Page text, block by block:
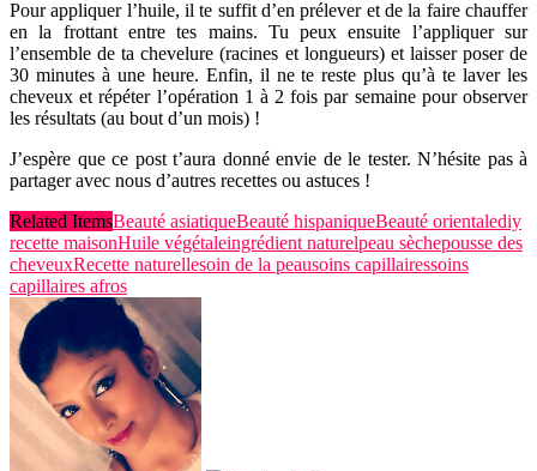
Pour appliquer l’huile, il te suffit d’en prélever et de la faire chauffer
en la frottant entre tes mains. Tu peux ensuite l’appliquer sur
l’ensemble de ta chevelure (racines et longueurs) et laisser poser de
30 minutes à une heure. Enfin, il ne te reste plus qu’à te laver les
cheveux et répéter l’opération 1 à 2 fois par semaine pour observer
les résultats (au bout d’un mois) !
J’espère que ce post t’aura donné envie de le tester. N’hésite pas à
partager avec nous d’autres recettes ou astuces !
Related ItemsBeauté asiatiqueBeauté hispaniqueBeauté orientalediy
recette maisonHuile végétaleingrédient naturelpeau sèchepousse des
cheveuxRecette naturellesoin de la peausoins capillairessoins
capillaires afros